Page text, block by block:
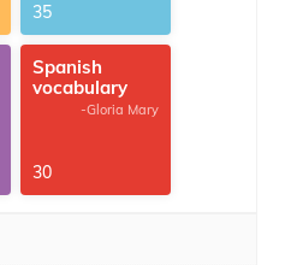
35
Spanish
vocabulary
-Gloria Mary
30